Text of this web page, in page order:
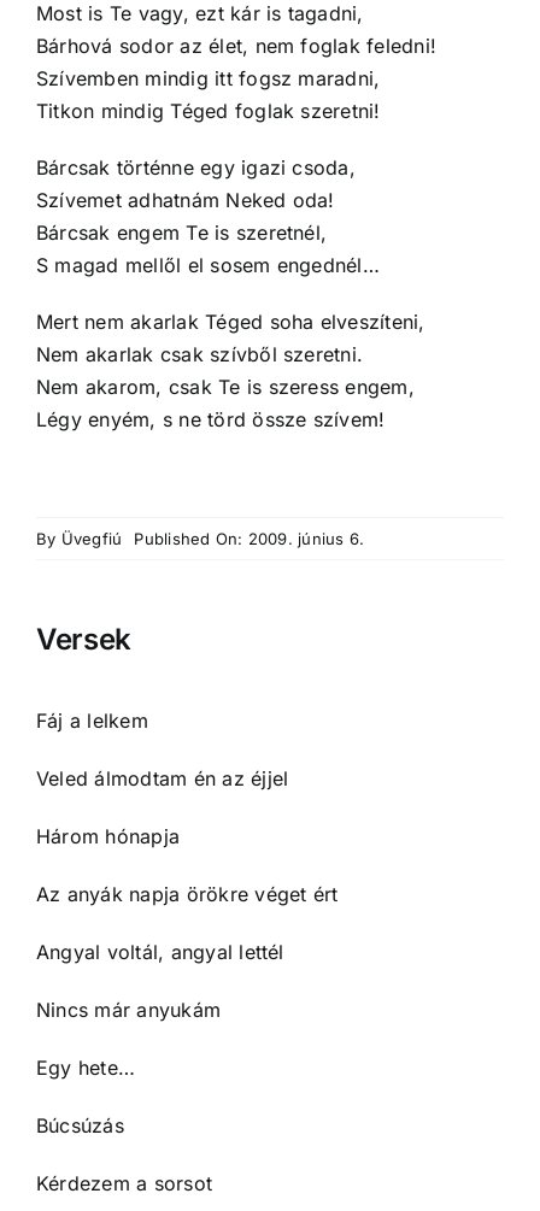
Most is Te vagy, ezt kár is tagadni,
Bárhová sodor az élet, nem foglak feledni!
Szívemben mindig itt fogsz maradni,
Titkon mindig Téged foglak szeretni!
Bárcsak történne egy igazi csoda,
Szívemet adhatnám Neked oda!
Bárcsak engem Te is szeretnél,
S magad mellől el sosem engednél…
Mert nem akarlak Téged soha elveszíteni,
Nem akarlak csak szívből szeretni.
Nem akarom, csak Te is szeress engem,
Légy enyém, s ne törd össze szívem!
By Üvegfiú Published On: 2009. június 6.
Versek
Fáj a lelkem
Veled álmodtam én az éjjel
Három hónapja
Az anyák napja örökre véget ért
Angyal voltál, angyal lettél
Nincs már anyukám
Egy hete…
Búcsúzás
Kérdezem a sorsot